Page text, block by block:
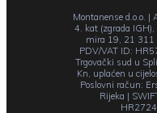
Montanense d.o.o. |
4. kat (zgrada
mira 19, 21 311
PDV/VAT ID:
Trgovački sud u
Kn, uplaćen u
Poslovni račun:
Rijeka |